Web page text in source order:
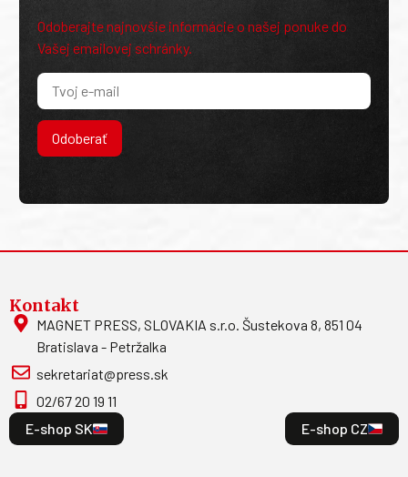
Odoberajte najnovšie informácie o našej ponuke do
Vašej emailovej schránky.
Odoberať
Kontakt
MAGNET PRESS, SLOVAKIA s.r.o. Šustekova 8, 851 04
Bratislava - Petržalka
sekretariat@press.sk
02/67 20 19 11
E-shop SK
E-shop CZ